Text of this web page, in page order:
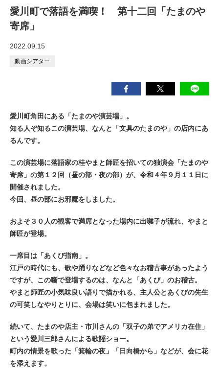
愛川町で落語を満喫！ 第十二回「たまのや
寄席」
2022.09.15
動画シアター
愛川町角田にある「たまのや演芸場」。
知る人ぞ知るこの演芸場、なんと「文具のたまのや」の店内にあ
るんです。
この演芸場に落語家の桂やまと師匠を招いての独演会「たまのや
寄席」の第１２回（昼の部・夜の部）が、令和４年９月１１日に
開催されました。
今回、昼の部にお邪魔をしました。
およそ３０人の観客で満席となった場内に出囃子が流れ、やまと
師匠が登場。
一席目は「あくび指南」。
江戸の時代にも、歌や踊りなどなど色々なお稽古事があったよう
ですが、この噺で登場するのは、なんと「あくび」のお稽古。
やまと師匠の小気味良い語りで描かれる、主人公とあくびの先生
の可笑しなやりとりに、会場は笑いに包まれました。
続いて、たまのや店主・市川さんの「双子の弟でアメリカ在住」
という愛川三郎さんによる歌謡ショー。
町内の情景を歌った「箕輪の夜」「日向橋から」などが、会に花
を添えます。